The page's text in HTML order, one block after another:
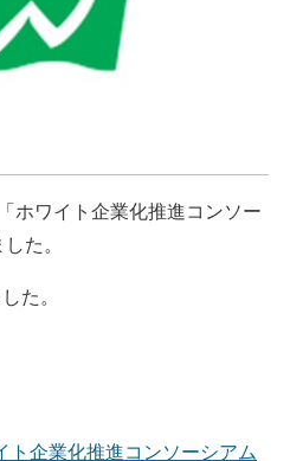
ホワイト企業化推進コンソー
た。
た。
ト企業化推進コンソーシアム